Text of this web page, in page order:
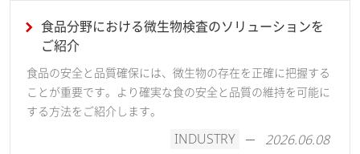
食品分野における微生物検査のソリューションを
ご紹介
食品の安全と品質確保には、微生物の存在を正確に把握する
ことが重要です。より確実な食の安全と品質の維持を可能に
する方法をご紹介します。
INDUSTRY 2026.06.08